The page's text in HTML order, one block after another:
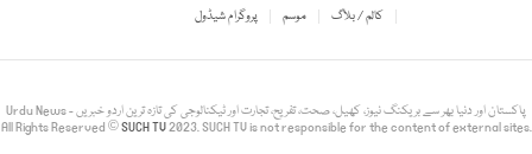
پروگرام شیڈول
موسم کالم / بلاگ
Urdu News - پاکستان اور دنیا بھر سے بریکنگ نیوز، کھیل، صحت، تفریح، تجارت اور ٹیکنالوجی کی تازہ ترین اردو خبریں
All Rights Reserved ©SUCH TV2023. SUCH TV is not responsible for the content of external sites.